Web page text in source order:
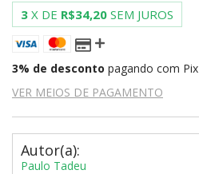
3 X DE R$34,20 SEM JUROS
3% de desconto pagando com Pix
VER MEIOS DE PAGAMENTO
Autor(a):
Paulo Tadeu